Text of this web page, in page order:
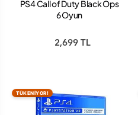
PS4 Call of Duty Black Ops
6 Oyun
2,699 TL
TÜKENİYOR!